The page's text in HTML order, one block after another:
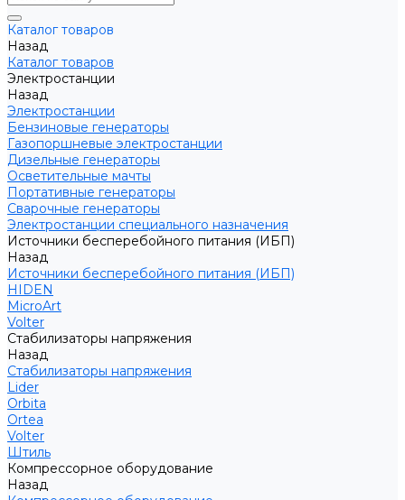
Каталог товаров
Назад
Каталог товаров
Электростанции
Назад
Электростанции
Бензиновые генераторы
Газопоршневые электростанции
Дизельные генераторы
Осветительные мачты
Портативные генераторы
Сварочные генераторы
Электростанции специального назначения
Источники бесперебойного питания (ИБП)
Назад
Источники бесперебойного питания (ИБП)
HIDEN
MicroArt
Volter
Стабилизаторы напряжения
Назад
Стабилизаторы напряжения
Lider
Orbita
Ortea
Volter
Штиль
Компрессорное оборудование
Назад